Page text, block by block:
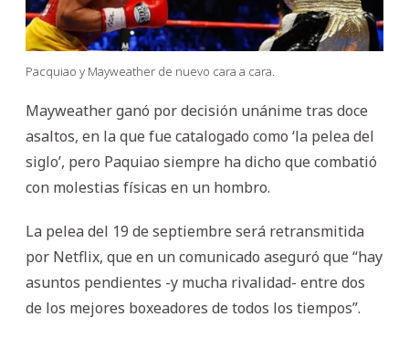
Pacquiao y Mayweather de nuevo cara a cara.
Mayweather ganó por decisión unánime tras doce
asaltos, en la que fue catalogado como ‘la pelea del
siglo’, pero Paquiao siempre ha dicho que combatió
con molestias físicas en un hombro.
La pelea del 19 de septiembre será retransmitida
por Netflix, que en un comunicado aseguró que “hay
asuntos pendientes -y mucha rivalidad- entre dos
de los mejores boxeadores de todos los tiempos”.